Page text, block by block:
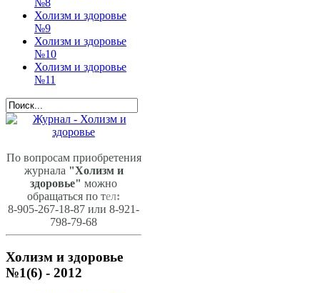
№8
Холизм и здоровье
№9
Холизм и здоровье
№10
Холизм и здоровье
№11
По вопросам приобретения
журнала "Холизм и
здоровье" можно
обращаться по тел:
8-905-267-18-87 или 8-921-
798-79-68
Холизм и здоровье
№1(6) - 2012